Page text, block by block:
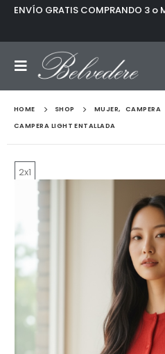
ENVÍO GRATIS COMPRANDO 3 o
HOME SHOP MUJER,
CAMPERA
CAMPERA LIGHT ENTALLADA
2x1